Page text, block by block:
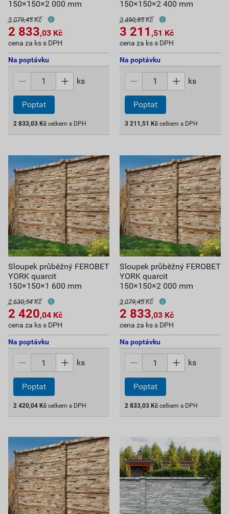
150×150×2 000 mm
3 079,45 Kč
2 833,03 Kč
cena za ks s DPH
Na poptávku
ks
Poptat
2 833,03 Kč celkem s DPH
150×150×2 400 mm
3 490,85 Kč
3 211 ,51 Kč
cena za ks s DPH
Na poptávku
ks
Poptat
3 211,51 Kč celkem s DPH
Sloupek průběžný FEROBET
YORK quarcit
150×150×1 600 mm
2 630,54 Kč
2 420,04 Kč
cena za ks s DPH
Na poptávku
ks
Poptat
2 420,04 Kč celkem s DPH
Sloupek průběžný FEROBET
YORK quarcit
150×150×2 000 mm
3 079,45 Kč
2 833,03 Kč
cena za ks s DPH
Na poptávku
ks
Poptat
2 833,03 Kč celkem s DPH